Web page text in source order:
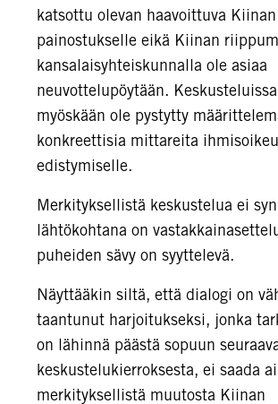
katsottu olevan haavoittuva Kiinan
painostukselle eikä Kiinan
kansalaisyhteiskunnalla ole asiaa
neuvottelupöytään.
myöskään ole pystytty
konkreettisia mittareita
edistymiselle.
Merkityksellistä keskustelua ei
lähtökohtana on
puheiden sävy on syyttelevä.
Näyttääkin siltä, että dialogi on
taantunut harjoitukseksi, jonka
on lähinnä päästä sopuun
keskustelukierroksesta, ei saada
merkityksellistä muutosta Kiinan